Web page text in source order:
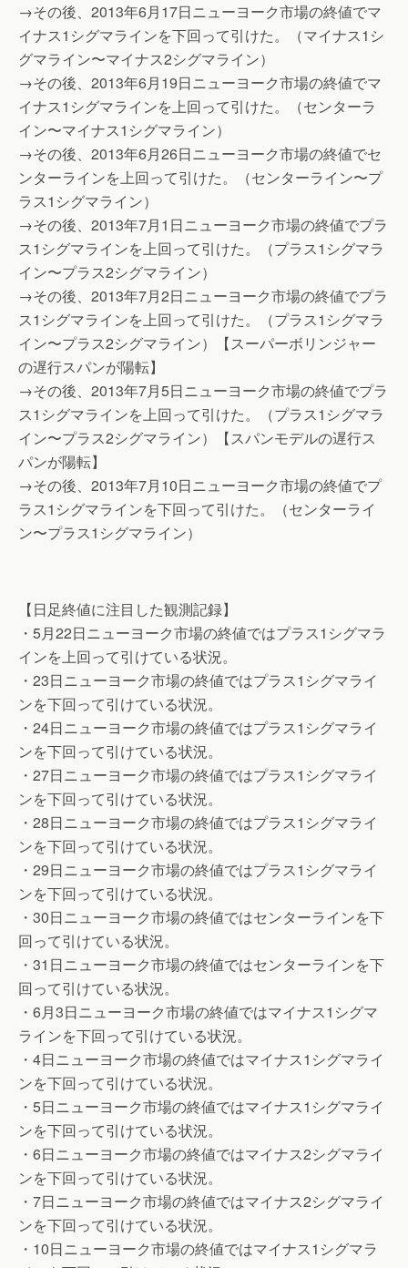
→その後、2013年6月17日ニューヨーク市場の終値でマ
イナス1シグマラインを下回って引けた。（マイナス1シ
グマライン〜マイナス2シグマライン）
→その後、2013年6月19日ニューヨーク市場の終値でマ
イナス1シグマラインを上回って引けた。（センターラ
イン〜マイナス1シグマライン）
→その後、2013年6月26日ニューヨーク市場の終値でセ
ンターラインを上回って引けた。（センターライン〜プ
ラス1シグマライン）
→その後、2013年7月1日ニューヨーク市場の終値でプラ
ス1シグマラインを上回って引けた。（プラス1シグマラ
イン〜プラス2シグマライン）
→その後、2013年7月2日ニューヨーク市場の終値でプラ
ス1シグマラインを上回って引けた。（プラス1シグマラ
イン〜プラス2シグマライン）【スーパーボリンジャー
の遅行スパンが陽転】
→その後、2013年7月5日ニューヨーク市場の終値でプラ
ス1シグマラインを上回って引けた。（プラス1シグマラ
イン〜プラス2シグマライン）【スパンモデルの遅行ス
パンが陽転】
→その後、2013年7月10日ニューヨーク市場の終値でプ
ラス1シグマラインを下回って引けた。（センターライ
ン〜プラス1シグマライン）
【日足終値に注目した観測記録】
・5月22日ニューヨーク市場の終値ではプラス1シグマラ
インを上回って引けている状況。
・23日ニューヨーク市場の終値ではプラス1シグマライ
ンを下回って引けている状況。
・24日ニューヨーク市場の終値ではプラス1シグマライ
ンを下回って引けている状況。
・27日ニューヨーク市場の終値ではプラス1シグマライ
ンを下回って引けている状況。
・28日ニューヨーク市場の終値ではプラス1シグマライ
ンを下回って引けている状況。
・29日ニューヨーク市場の終値ではプラス1シグマライ
ンを下回って引けている状況。
・30日ニューヨーク市場の終値ではセンターラインを下
回って引けている状況。
・31日ニューヨーク市場の終値ではセンターラインを下
回って引けている状況。
・6月3日ニューヨーク市場の終値ではマイナス1シグマ
ラインを下回って引けている状況。
・4日ニューヨーク市場の終値ではマイナス1シグマライ
ンを下回って引けている状況。
・5日ニューヨーク市場の終値ではマイナス1シグマライ
ンを下回って引けている状況。
・6日ニューヨーク市場の終値ではマイナス2シグマライ
ンを下回って引けている状況。
・7日ニューヨーク市場の終値ではマイナス2シグマライ
ンを下回って引けている状況。
・10日ニューヨーク市場の終値ではマイナス1シグマラ